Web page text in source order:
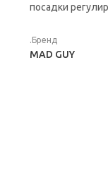
посадки
.Бренд
MAD GUY